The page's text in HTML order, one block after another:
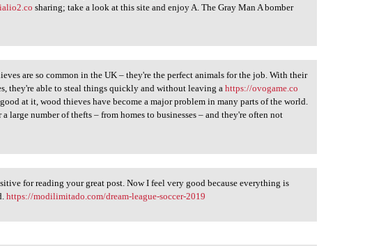
sharing; take a look at this site and enjoy A. The Gray Man A bomber
are so common in the UK – they're the perfect animals for the job. With their
they're able to steal things quickly and without leaving ahttps://ovogame.co
at it, wood thieves have become a major problem in many parts of the world.
large number of thefts – from homes to businesses – and they're often not
for reading your great post. Now I feel very good because everything is
https://modilimitado.com/dream-league-soccer-2019